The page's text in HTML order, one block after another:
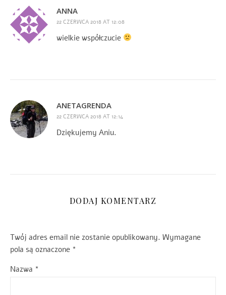
ANNA
22 CZERWCA 2018 AT 12:08
wielkie współczucie
ANETAGRENDA
22 CZERWCA 2018 AT 12:14
Dziękujemy Aniu.
DODAJ KOMENTARZ
Twój adres email nie zostanie opublikowany. Wymagane
pola są oznaczone *
Nazwa *